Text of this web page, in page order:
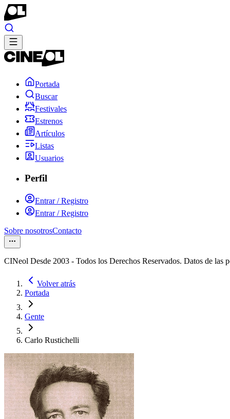
Portada
Buscar
Festivales
Estrenos
Artículos
Listas
Usuarios
Perfil
Entrar / Registro
Entrar / Registro
Sobre nosotrosContacto
CINeol Desde 2003 - Todos los Derechos Reservados. Datos de
Volver atrás
Portada
Gente
Carlo Rustichelli